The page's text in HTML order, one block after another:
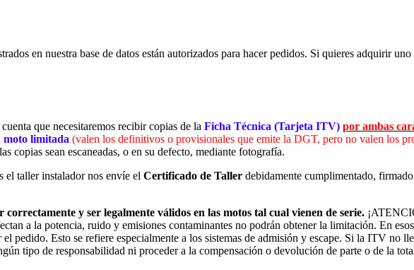
en nuestra base de datos están autorizados para hacer pedidos. Si quieres adquirir
que necesitaremos recibir copias de la Ficha Técnica (Tarjeta ITV) por ambas
moto limitada (valen los definitivos o provisionales que emite la DGT, pero no valen los
copias sean escaneadas, o en su defecto, mediante fotografía.
el taller instalador nos envíe el Certificado de Taller debidamente cumplimentado,
y ser legalmente válidos en las motos tal cual vienen de serie.
a la potencia, ruido y emisiones contaminantes no podrán obtener la limitación. En
pedido. Esto se refiere especialmente a los sistemas de admisión y escape. Si la ITV no
tipo de responsabilidad ni proceder a la compensación o devolución de parte o de la